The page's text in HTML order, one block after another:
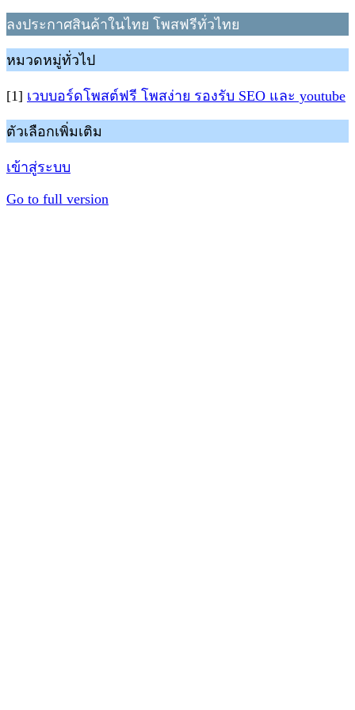
ลงประกาศสินค้าในไทย โพสฟรีทั่วไทย
หมวดหมู่ทั่วไป
[1] เวบบอร์ดโพสต์ฟรี โพสง่าย รองรับ SEO และ youtube
ตัวเลือกเพิ่มเติม
เข้าสู่ระบบ
Go to full version